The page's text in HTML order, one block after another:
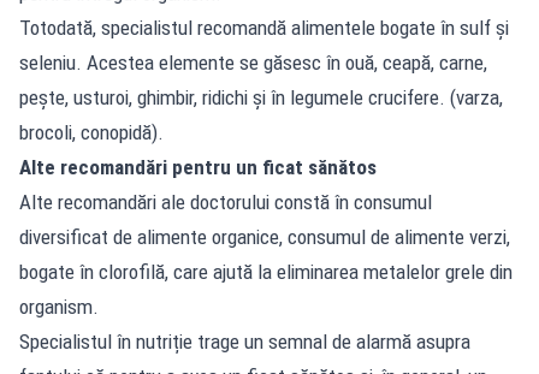
Totodată, specialistul recomandă alimentele bogate în sulf și
seleniu. Acestea elemente se găsesc în ouă, ceapă, carne,
pește, usturoi, ghimbir, ridichi și în legumele crucifere. (varza,
brocoli, conopidă).
Alte recomandări pentru un ficat sănătos
Alte recomandări ale doctorului constă în consumul
diversificat de alimente organice, consumul de alimente verzi,
bogate în clorofilă, care ajută la eliminarea metalelor grele din
organism.
Specialistul în nutriție trage un semnal de alarmă asupra